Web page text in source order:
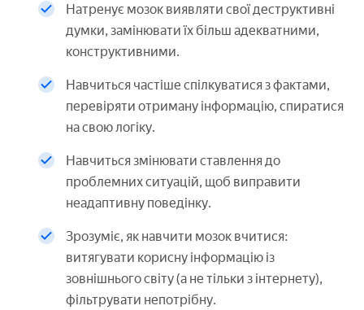
Натренує мозок виявляти свої деструктивні
думки, замінювати їх більш адекватними,
конструктивними.
Навчиться частіше спілкуватися з фактами,
перевіряти отриману інформацію, спиратися
на свою логіку.
Навчиться змінювати ставлення до
проблемних ситуацій, щоб виправити
неадаптивну поведінку.
Зрозуміє, як навчити мозок вчитися:
витягувати корисну інформацію із
зовнішнього світу (а не тільки з інтернету),
фільтрувати непотрібну.